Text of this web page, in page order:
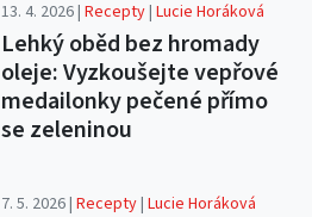
13. 4. 2026 |Recepty|Lucie Horáková
Lehký oběd bez hromady
oleje: Vyzkoušejte vepřové
medailonky pečené přímo
se zeleninou
7. 5. 2026 |Recepty|Lucie Horáková